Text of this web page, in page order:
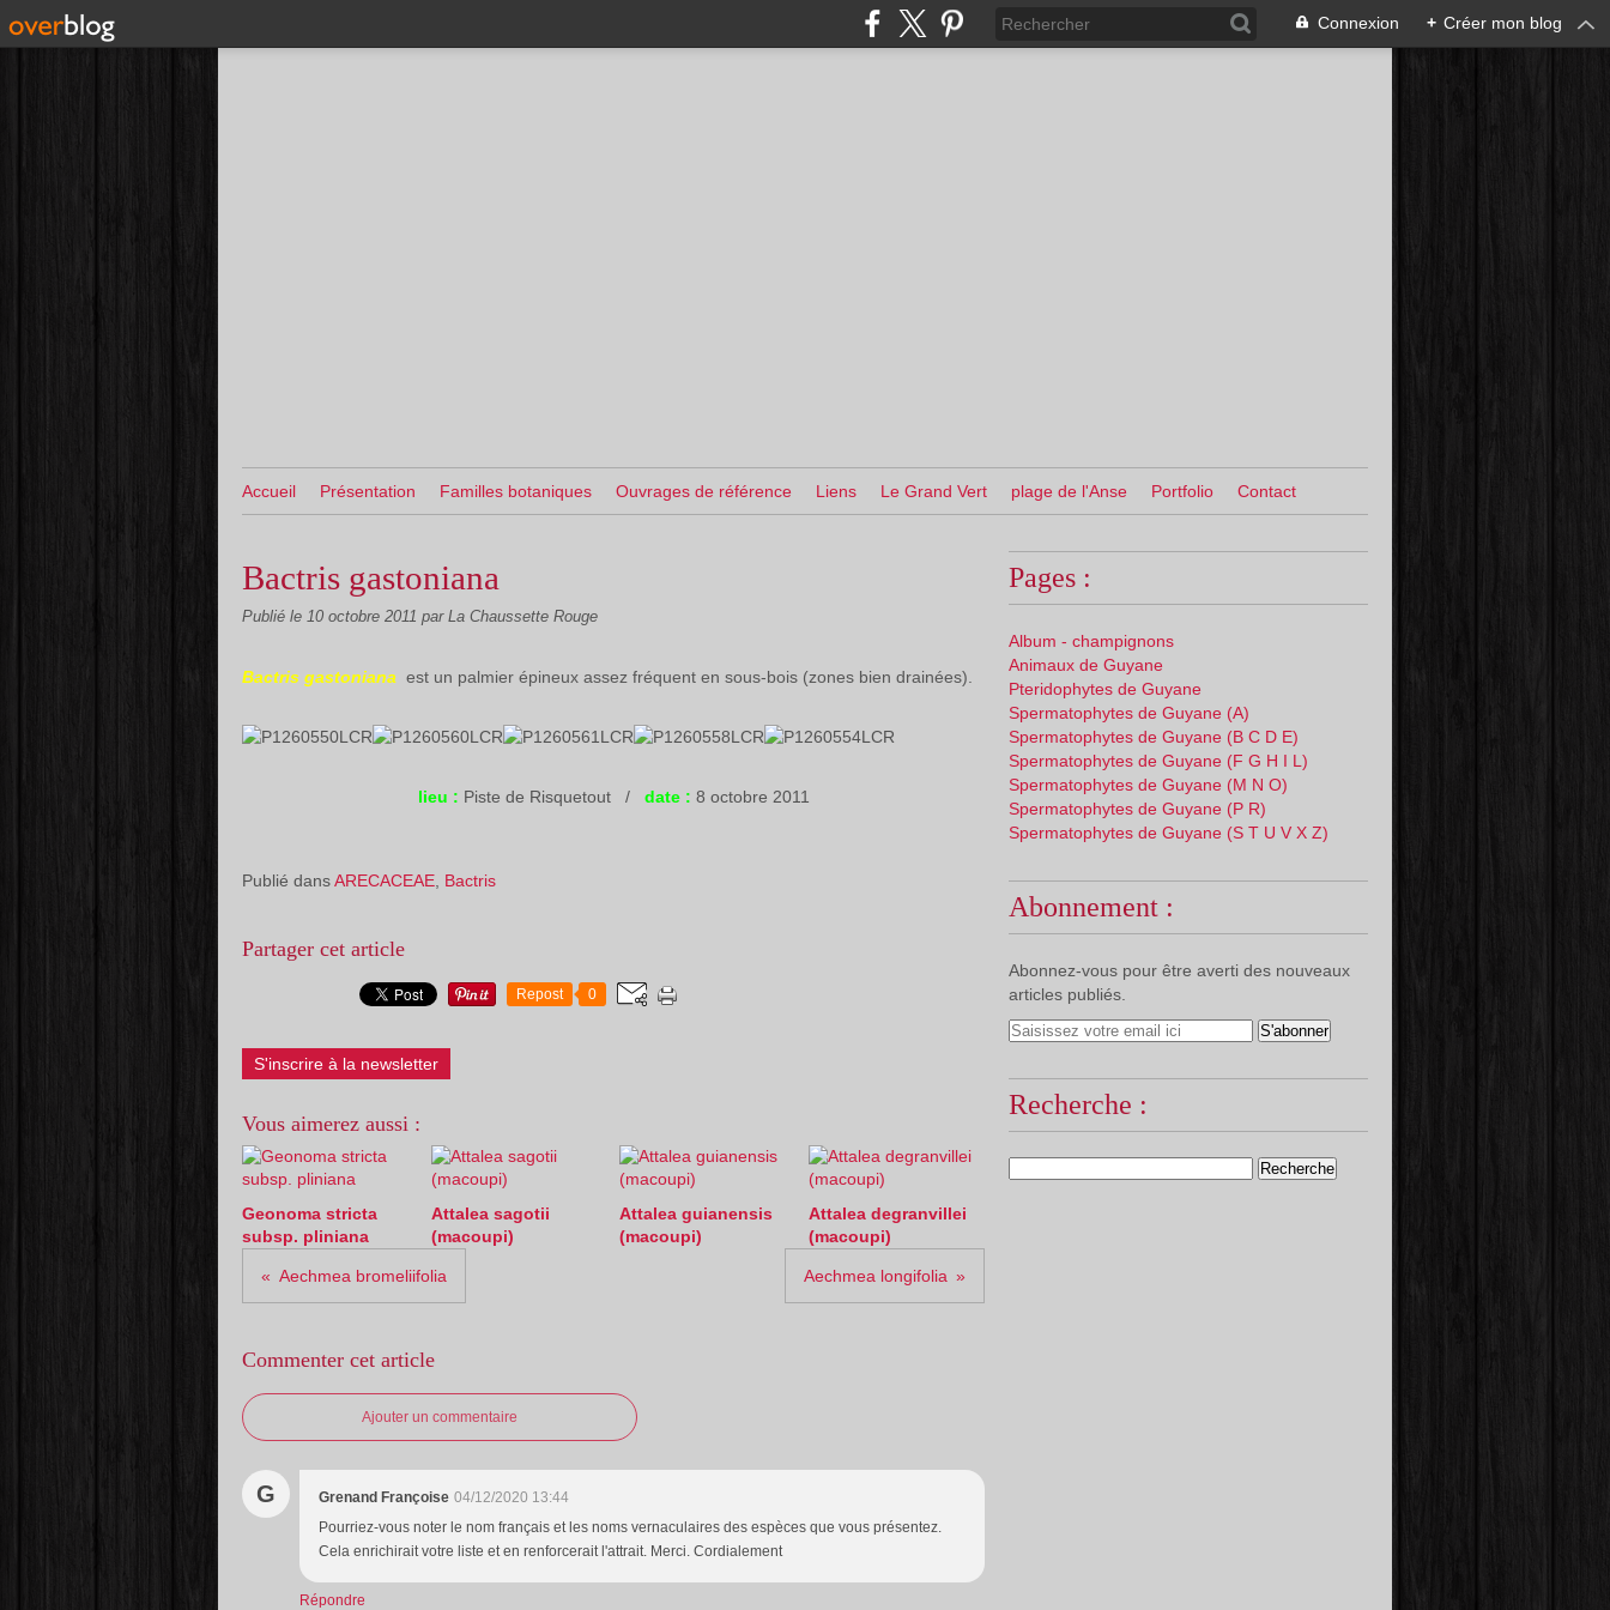
Connexion + Créer mon blog
Accueil Présentation Familles botaniques Ouvrages de référence Liens Le Grand Vert plage de l'Anse Portfolio Contact
Bactris gastoniana
Publié le 10 octobre 2011 par La Chaussette Rouge
Bactris gastoniana est un palmier épineux assez fréquent en sous-bois (zones bien drainées).
lieu : Piste de Risquetout / date : 8 octobre 2011
Publié dansARECACEAE Bactris
Partager cet article
Repost 0
S'inscrire à la newsletter
Vous aimerez aussi :
Geonoma stricta
subsp. pliniana
Attalea sagotii
(macoupi)
Attalea guianensis
(macoupi)
Attalea degranvillei
(macoupi)
Aechmea bromeliifolia Aechmea longifolia
Commenter cet article
Ajouter un commentaire
G Grenand Françoise 04/12/2020 13:44
Pourriez-vous noter le nom français et les noms vernaculaires des espèces que vous présentez.
Cela enrichirait votre liste et en renforcerait l'attrait. Merci. Cordialement
Répondre
Pages :
Album - champignons
Animaux de Guyane
Pteridophytes de Guyane
Spermatophytes de Guyane (A)
Spermatophytes de Guyane (B C D E)
Spermatophytes de Guyane (F G H I L)
Spermatophytes de Guyane (M N O)
Spermatophytes de Guyane (P R)
Spermatophytes de Guyane (S T U V X Z)
Abonnement :
Abonnez-vous pour être averti des nouveaux
articles publiés.
Recherche :